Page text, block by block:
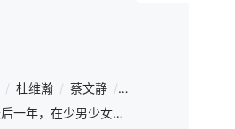
钱博 / 王艺甜 / 谢怀逸
/ 杜维瀚 / 蔡文静 / 王峥
&amp;nbsp;20世纪的最后一年，在少男少女的心间投下了毕生难忘的耀眼光斑。陈寻（杨玏 饰）、赵烨（杜维瀚 饰）和乔燃（白敬亭 饰）三个大男孩尽情挥霍着仿佛没有穷尽的青春年华，他们插科打诨，与老师大马猴